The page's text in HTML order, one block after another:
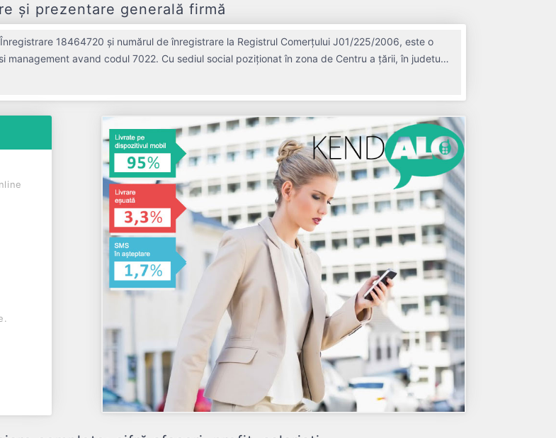
și prezentare generală firmă
18464720 și numărul de înregistrare la Registrul Comerțului J01/225/2006, este o
avand codul 7022. Cu sediul social poziționat în zona de Centru a țării, în judetul